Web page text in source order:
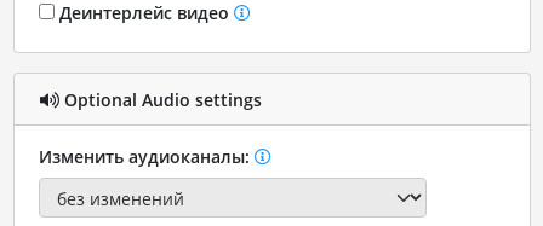
Деинтерлейс видео
Optional Audio settings
Изменить аудиоканалы: